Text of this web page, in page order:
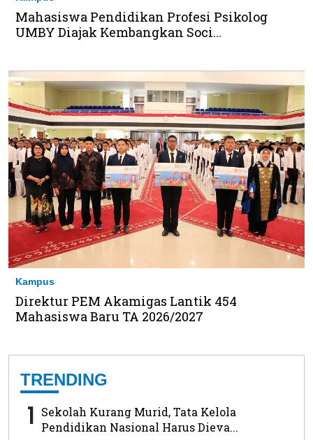
Mahasiswa Pendidikan Profesi Psikolog
UMBY Diajak Kembangkan Soci...
Kampus
Direktur PEM Akamigas Lantik 454
Mahasiswa Baru TA 2026/2027
TRENDING
1 Sekolah Kurang Murid, Tata Kelola
Pendidikan Nasional Harus Dieva...